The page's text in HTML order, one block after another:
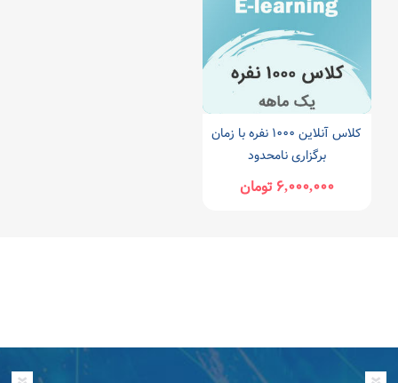
کلاس آنلاین ۱۰۰۰ نفره با زمان
برگزاری نامحدود
۶,۰۰۰,۰۰۰ تومان